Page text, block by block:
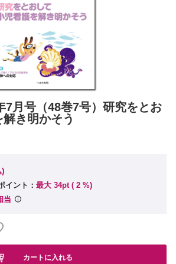
7月号（48巻7号）研究をとお
き明かそう
)
イント： 最大 34pt ( 2 %)
当
カートに入れる